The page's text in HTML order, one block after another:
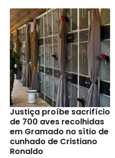
Justiça proíbe sacrifício
de 700 aves recolhidas
em Gramado no sítio de
cunhado de Cristiano
Ronaldo